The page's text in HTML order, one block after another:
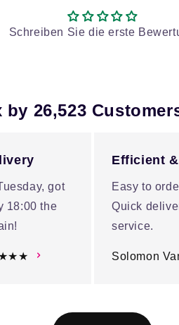
Schreiben Sie die erste
26,523
got
18:00 the
Efficient
Easy to
Quick
service.
Solomon